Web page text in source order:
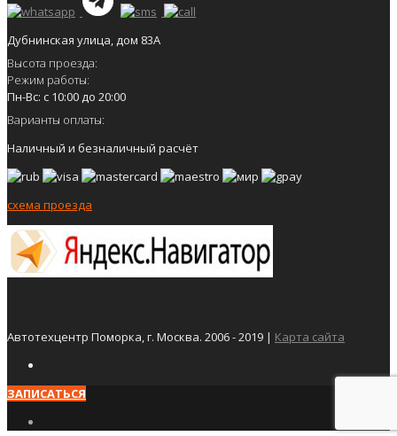
Дубнинская улица, дом 83А
Высота проезда:
Режим работы:
Пн-Вс: с 10:00 до 20:00
Варианты оплаты:
Наличный и безналичный расчёт
схема проезда
Автотехцентр Поморка, г. Москва. 2006 - 2019 | Карта сайта
ЗАПИСАТЬСЯ